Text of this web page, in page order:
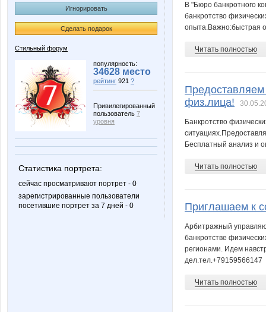
Игнорировать
Сделать подарок
Стильный форум
популярность:
34628 место
рейтинг 921 ?
Привилегированный
пользователь 7
уровня
Статистика портрета:
сейчас просматривают портрет - 0
зарегистрированные пользователи
посетившие портрет за 7 дней - 0
В "Бюро банкротного
банкротство
опыта.Важно:быстрая
Читать полностью
Предоставляем
физ.лица!
Банкротство
Бесплатный анализ и
Читать полностью
Приглашаем к
Арбитражный
банкротстве
регионами. Идем
дел.тел.+79159566147
Читать полностью